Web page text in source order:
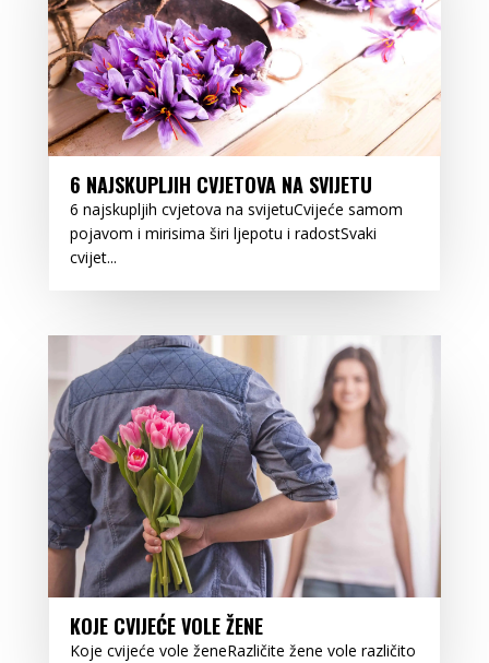
6 NAJSKUPLJIH CVJETOVA NA SVIJETU
6 najskupljih cvjetova na svijetuCvijeće samom
pojavom i mirisima širi ljepotu i radostSvaki
cvijet...
KOJE CVIJEĆE VOLE ŽENE
Koje cvijeće vole ženeRazličite žene vole različito